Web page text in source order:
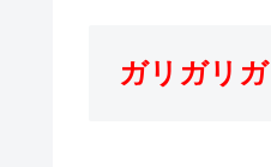
ガリガリ